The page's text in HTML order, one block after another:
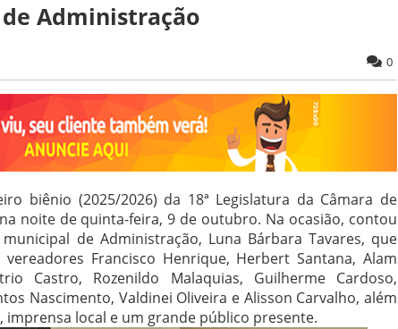
Administração
0
biênio (2025/2026) da 18ª Legislatura da Câmara de
noite de quinta-feira, 9 de outubro. Na ocasião, contou
de Administração, Luna Bárbara Tavares, que
Francisco Henrique, Herbert Santana, Alam
Castro, Rozenildo Malaquias, Guilherme Cardoso,
Nascimento, Valdinei Oliveira e Alisson Carvalho, além
local e um grande público presente.